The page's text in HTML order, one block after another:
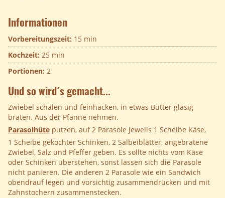
Informationen
Vorbereitungszeit: 15 min
Kochzeit: 25 min
Portionen: 2
Und so wird´s gemacht...
Zwiebel schälen und feinhacken, in etwas Butter glasig
braten. Aus der Pfanne nehmen.
Parasolhüte putzen, auf 2 Parasole jeweils 1 Scheibe Käse,
1 Scheibe gekochter Schinken, 2 Salbeiblätter, angebratene
Zwiebel, Salz und Pfeffer geben. Es sollte nichts vom Käse
oder Schinken überstehen, sonst lassen sich die Parasole
nicht panieren. Die anderen 2 Parasole wie ein Sandwich
obendrauf legen und vorsichtig zusammendrücken und mit
Zahnstochern zusammenstecken.